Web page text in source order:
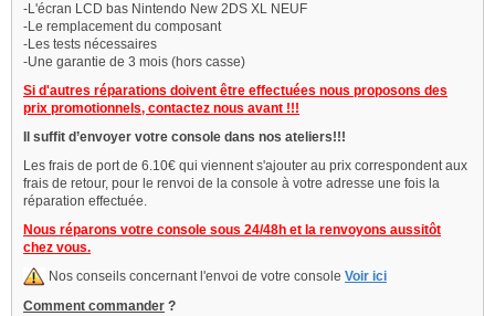
-L'écran LCD bas Nintendo New 2DS XL NEUF
-Le remplacement du composant
-Les tests nécessaires
-Une garantie de 3 mois (hors casse)
Si d'autres réparations doivent être effectuées nous proposons des
prix promotionnels, contactez nous avant !!!
Il suffit d’envoyer votre console dans nos ateliers!!!
Les frais de port de 6.10€ qui viennent s'ajouter au prix correspondent aux
frais de retour, pour le renvoi de la console à votre adresse une fois la
réparation effectuée.
Nous réparons votre console sous 24/48h et la renvoyons aussitôt
chez vous.
Nos conseils concernant l'envoi de votre console Voir ici
Comment commander ?